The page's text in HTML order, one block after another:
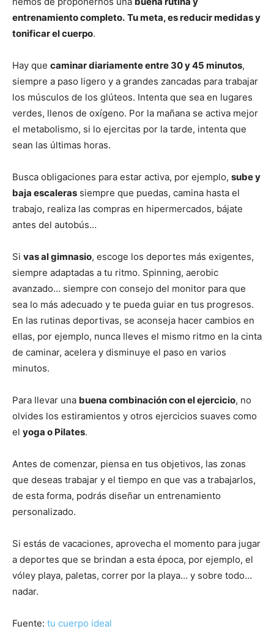
entrenamiento completo. Tu meta, es reducir medidas y
tonificar el cuerpo.
Hay que caminar diariamente entre 30 y 45 minutos,
siempre a paso ligero y a grandes zancadas para trabajar
los músculos de los glúteos. Intenta que sea en lugares
verdes, llenos de oxígeno. Por la mañana se activa mejor
el metabolismo, si lo ejercitas por la tarde, intenta que
sean las últimas horas.
Busca obligaciones para estar activa, por ejemplo, sube y
baja escaleras siempre que puedas, camina hasta el
trabajo, realiza las compras en hipermercados, bájate
antes del autobús…
Si vas al gimnasio, escoge los deportes más exigentes,
siempre adaptadas a tu ritmo. Spinning, aerobic
avanzado… siempre con consejo del monitor para que
sea lo más adecuado y te pueda guiar en tus progresos.
En las rutinas deportivas, se aconseja hacer cambios en
ellas, por ejemplo, nunca lleves el mismo ritmo en la cinta
de caminar, acelera y disminuye el paso en varios
minutos.
Para llevar una buena combinación con el ejercicio, no
olvides los estiramientos y otros ejercicios suaves como
el yoga o Pilates.
Antes de comenzar, piensa en tus objetivos, las zonas
que deseas trabajar y el tiempo en que vas a trabajarlos,
de esta forma, podrás diseñar un entrenamiento
personalizado.
Si estás de vacaciones, aprovecha el momento para jugar
a deportes que se brindan a esta época, por ejemplo, el
vóley playa, paletas, correr por la playa… y sobre todo…
nadar.
Fuente: tu cuerpo ideal